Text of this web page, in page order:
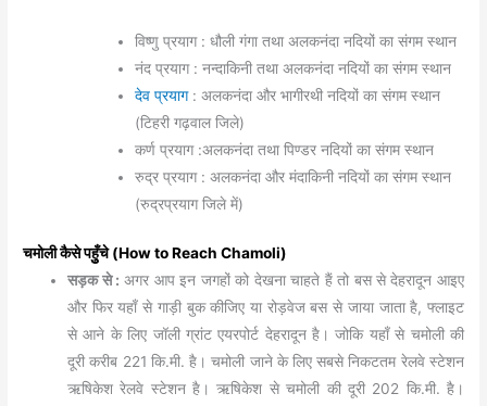
विष्णु प्रयाग : धौली गंगा तथा अलकनंदा नदियों का संगम स्थान
नंद प्रयाग : नन्दाकिनी तथा अलकनंदा नदियों का संगम स्थान
देव प्रयाग: अलकनंदा और भागीरथी नदियों का संगम स्थान
(टिहरी गढ़वाल जिले)
कर्ण प्रयाग :अलकनंदा तथा पिण्डर नदियों का संगम स्थान
रुद्र प्रयाग : अलकनंदा और मंदाकिनी नदियों का संगम स्थान
(रुद्रप्रयाग जिले में)
चमोली कैसे पहुुँचे (How to Reach Chamoli)
सड़क से : अगर आप इन जगहों को देखना चाहते हैं तो बस से देहरादून आइए
और फिर यहाँ से गाड़ी बुक कीजिए या रोड़वेज बस से जाया जाता है, फ्लाइट
से आने के लिए जाॅली ग्रांट एयरपोर्ट देहरादून है। जोकि यहाँ से चमोली की
दूरी करीब 221 कि.मी. है। चमोली जाने के लिए सबसे निकटतम रेलवे स्टेशन
ऋषिकेश रेलवे स्टेशन है। ऋषिकेश से चमोली की दूरी 202 कि.मी. है।